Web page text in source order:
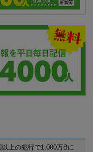
上の犯行で1,000万Bに